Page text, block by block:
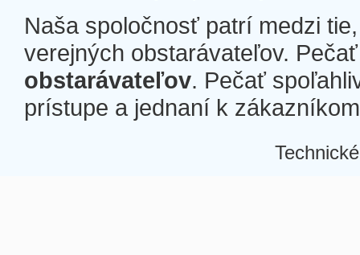
Naša spoločnosť patrí medzi
verejných obstarávateľov.
obstarávateľov. Pečať
prístupe a jednaní k